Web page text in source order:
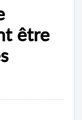
être